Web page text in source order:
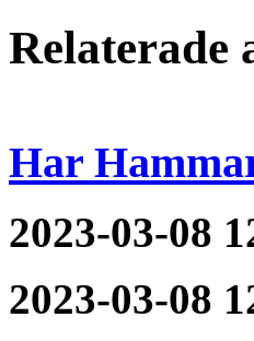
Har
2023-03-08
2023-03-08